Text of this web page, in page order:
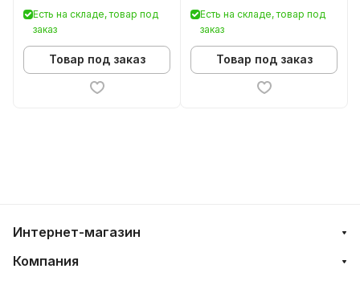
A17/A16/A26
Есть на складе, товар под
заказ
Товар под заказ
Есть на складе, товар под
заказ
Товар под заказ
Интернет-магазин
Компания